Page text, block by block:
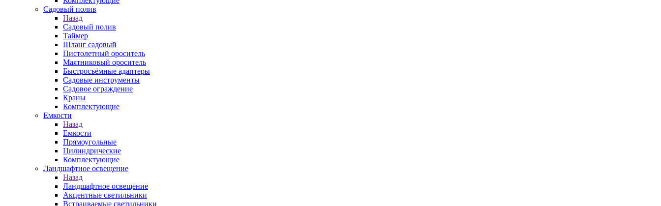
Садовый полив
Назад
Садовый полив
Таймер
Шланг садовый
Пистолетный ороситель
Маятниковый ороситель
Быстросъёмные адаптеры
Садовые инструменты
Садовое ограждение
Краны
Комплектующие
Емкости
Назад
Емкости
Прямоугольные
Цилиндрические
Комплектующие
Ландшафтное освещение
Назад
Ландшафтное освещение
Акцентные светильники
Встраиваемые светильники